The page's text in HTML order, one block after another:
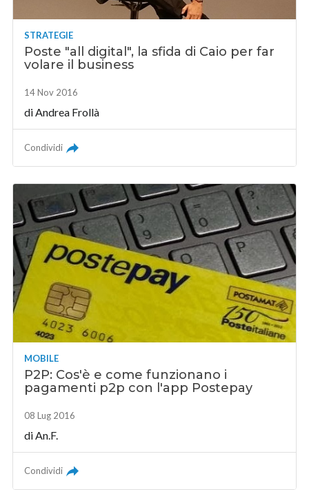
STRATEGIE
Poste "all digital", la sfida di Caio per far
volare il business
14 Nov 2016
di Andrea Frollà
Condividi
MOBILE
P2P: Cos'è e come funzionano i
pagamenti p2p con l'app Postepay
08 Lug 2016
di An.F.
Condividi